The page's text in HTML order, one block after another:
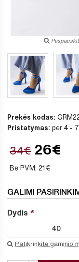
Prekės kodas:
Pristatymas: per 4 - 7
34€ 26€
Be PVM: 21€
GALIMI
Dydis
40
Patikrinkite gaminio